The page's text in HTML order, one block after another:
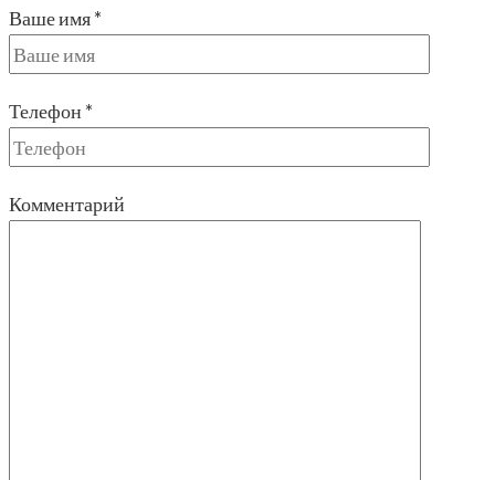
Ваше имя *
Телефон *
Комментарий